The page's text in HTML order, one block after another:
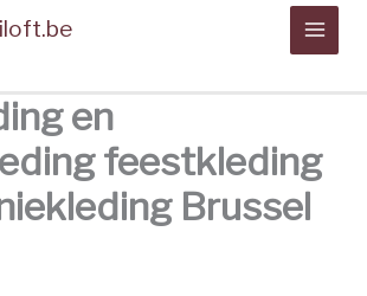
en
feestkleding
Brussel